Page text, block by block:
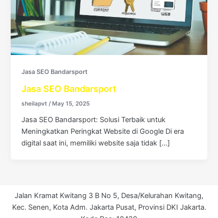
Jasa SEO Bandarsport
Jasa SEO Bandarsport
sheilapvt/ May 15, 2025
Jasa SEO Bandarsport: Solusi Terbaik untuk
Meningkatkan Peringkat Website di Google Di era
digital saat ini, memiliki website saja tidak […]
Jalan Kramat Kwitang 3 B No 5, Desa/Kelurahan Kwitang,
Kec. Senen, Kota Adm. Jakarta Pusat, Provinsi DKI Jakarta.